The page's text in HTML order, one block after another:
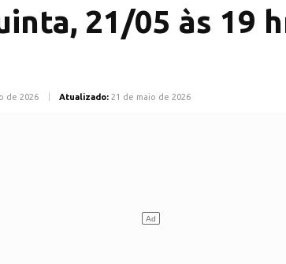
21/05 às 19
de 2026 Atualizado: 21 de maio de 2026